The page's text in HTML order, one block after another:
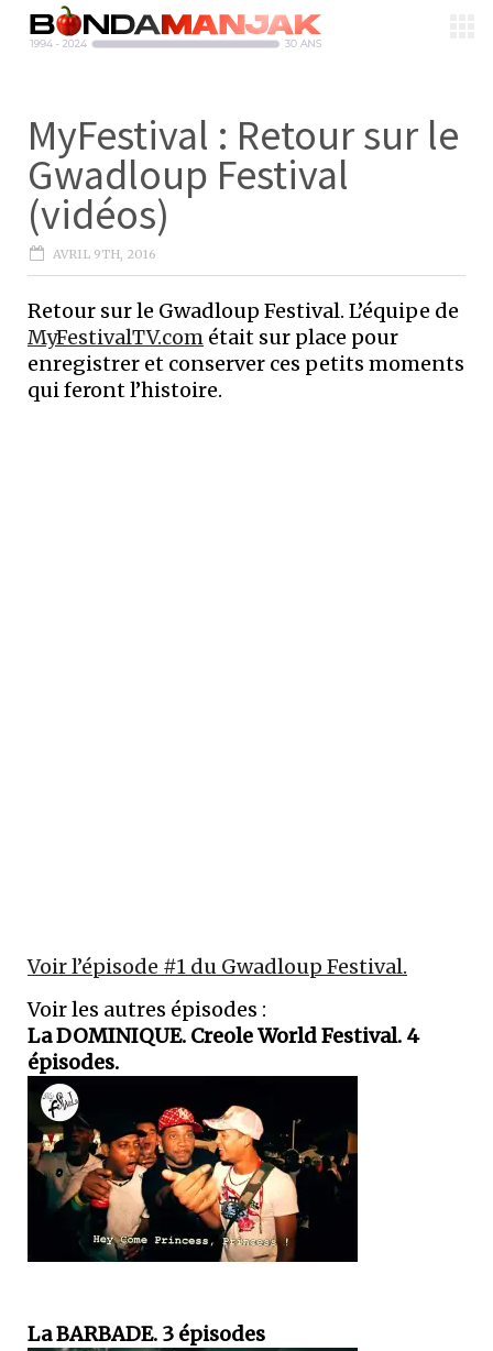
MyFestival : Retour sur le
Gwadloup Festival
(vidéos)
AVRIL 9TH, 2016
Retour sur le Gwadloup Festival. L’équipe de
MyFestivalTV.com était sur place pour
enregistrer et conserver ces petits moments
qui feront l’histoire.
Voir l’épisode #1 du Gwadloup Festival.
Voir les autres épisodes :
La DOMINIQUE. Creole World Festival. 4
épisodes.
La BARBADE. 3 épisodes